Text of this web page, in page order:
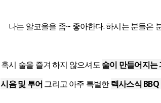
나는 알코올을 좀~ 좋아한다. 하시는 분들은
혹시 술을 즐겨 하지 않으셔도술이 만들어지는
시음 및 투어그리고 아주 특별한텍사스식 BBQ